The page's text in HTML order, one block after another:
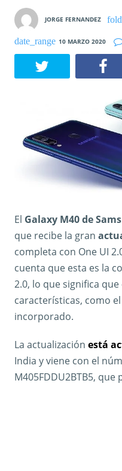
JORGE FERNANDEZ
10 MARZO 2020
El Galaxy M40 de
que recibe la gran
completa con One UI
cuenta que esta es la
2.0, lo que significa
características, como
incorporado.
La actualización está
India y viene con el
M405FDDU2BTB5, que